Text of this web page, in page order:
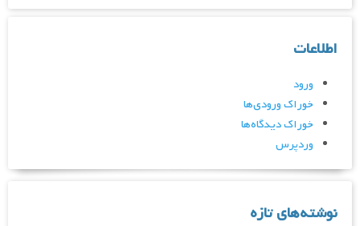
اطلاعات
ورود
خوراک ورودی‌ها
خوراک دیدگاه‌ها
وردپرس
نوشته‌های تازه